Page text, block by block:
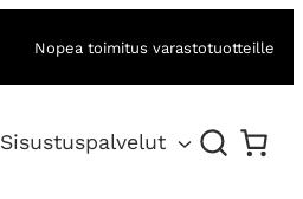
Nopea toimitus varastotuotteille
Sisustuspalvelut